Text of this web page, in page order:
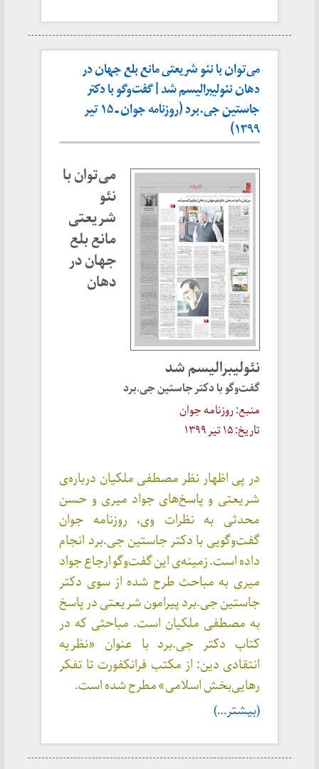
می‌توان با نئو شریعتی مانع بلع جهان در
دهان نئولیبرالیسم شد | گفت‌وگو با دکتر
جاستین جی.برد (روزنامه جوان ـ ۱۵ تیر
۱۳۹۹)
می‌توان با
نئو
شریعتی
مانع بلع
جهان در
دهان
نئولیبرالیسم شد
گفت‌وگو با دکتر جاستین جی.برد
منبع: روزنامه جوان
تاریخ: ۱۵ تیر ۱۳۹۹
در پی اظهار نظر مصطفی ملکیان درباره‌ی
شریعتی و پاسخ‌های جواد میری و حسن
محدثی به نظرات وی، روزنامه جوان
گفت‌وگویی با دکتر جاستین جی.برد انجام
داده است. زمینه‌ی این گفت‌وگو ارجاع جواد
میری به مباحث طرح شده از سوی دکتر
جاستین جی‌.برد پیرامون شریعتی در پاسخ
به مصطفی ملکیان است. مباحثی که در
کتاب دکتر جی.برد با عنوان «نظریه
انتقادی دین: از مکتب فرانکفورت تا تفکر
رهایی‌بخش اسلامی» مطرح شده است.
(بیشتر…)